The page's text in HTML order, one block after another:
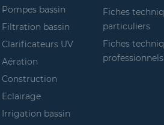
Pompes bassin
Filtration bassin
Clarificateurs UV
Aération
Construction
Eclairage
Irrigation bassin
Fiches
particuliers
Fiches
professionnels